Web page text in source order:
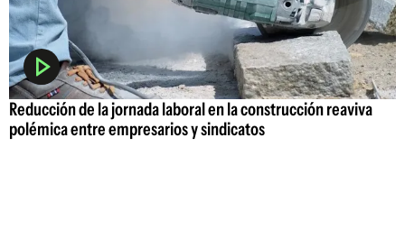
Reducción de la jornada laboral en la construcción reaviva
polémica entre empresarios y sindicatos